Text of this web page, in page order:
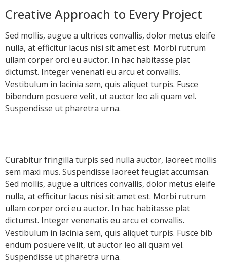
Creative Approach to Every Project
Sed mollis, augue a ultrices convallis, dolor metus eleife
nulla, at efficitur lacus nisi sit amet est. Morbi rutrum
ullam corper orci eu auctor. In hac habitasse plat
dictumst. Integer venenati eu arcu et convallis.
Vestibulum in lacinia sem, quis aliquet turpis. Fusce
bibendum posuere velit, ut auctor leo ali quam vel.
Suspendisse ut pharetra urna.
Curabitur fringilla turpis sed nulla auctor, laoreet mollis
sem maxi mus. Suspendisse laoreet feugiat accumsan.
Sed mollis, augue a ultrices convallis, dolor metus eleife
nulla, at efficitur lacus nisi sit amet est. Morbi rutrum
ullam corper orci eu auctor. In hac habitasse plat
dictumst. Integer venenatis eu arcu et convallis.
Vestibulum in lacinia sem, quis aliquet turpis. Fusce bib
endum posuere velit, ut auctor leo ali quam vel.
Suspendisse ut pharetra urna.